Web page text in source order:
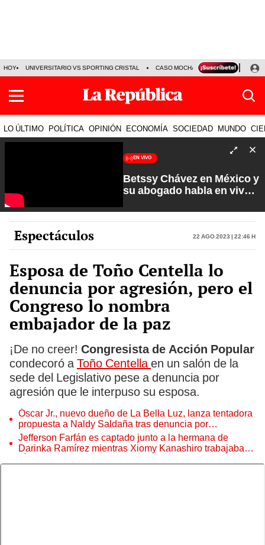
HOY UNIVERSITARIO VS SPORTING CRISTAL CASO MOCHASUELDOS
LO ÚLTIMO POLÍTICA OPINIÓN ECONOMÍA SOCIEDAD MUNDO
EN VIVO
Betssy Chávez en México y
su abogado habla en vivo |
Carlos Cornejo
Espectáculos 22 Ago 2023 | 22:46 h
Esposa de Toño Centella lo
denuncia por agresión, pero el
Congreso lo nombra
embajador de la paz
¡De no creer! Congresista de Acción Popular
condecoró a Toño Centellaen un salón de la
sede del Legislativo pese a denuncia por
agresión que le interpuso su esposa.
Óscar Jr., nuevo dueño de La Bella Luz, lanza tentadora
propuesta a Naldy Saldaña tras denuncia por
tocamientos
Jefferson Farfán es captado junto a la hermana de
Darinka Ramírez mientras Xiomy Kanashiro trabajaba: